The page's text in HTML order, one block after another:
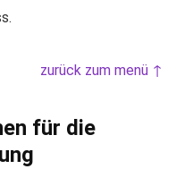
zurück zum menü ↑
für die